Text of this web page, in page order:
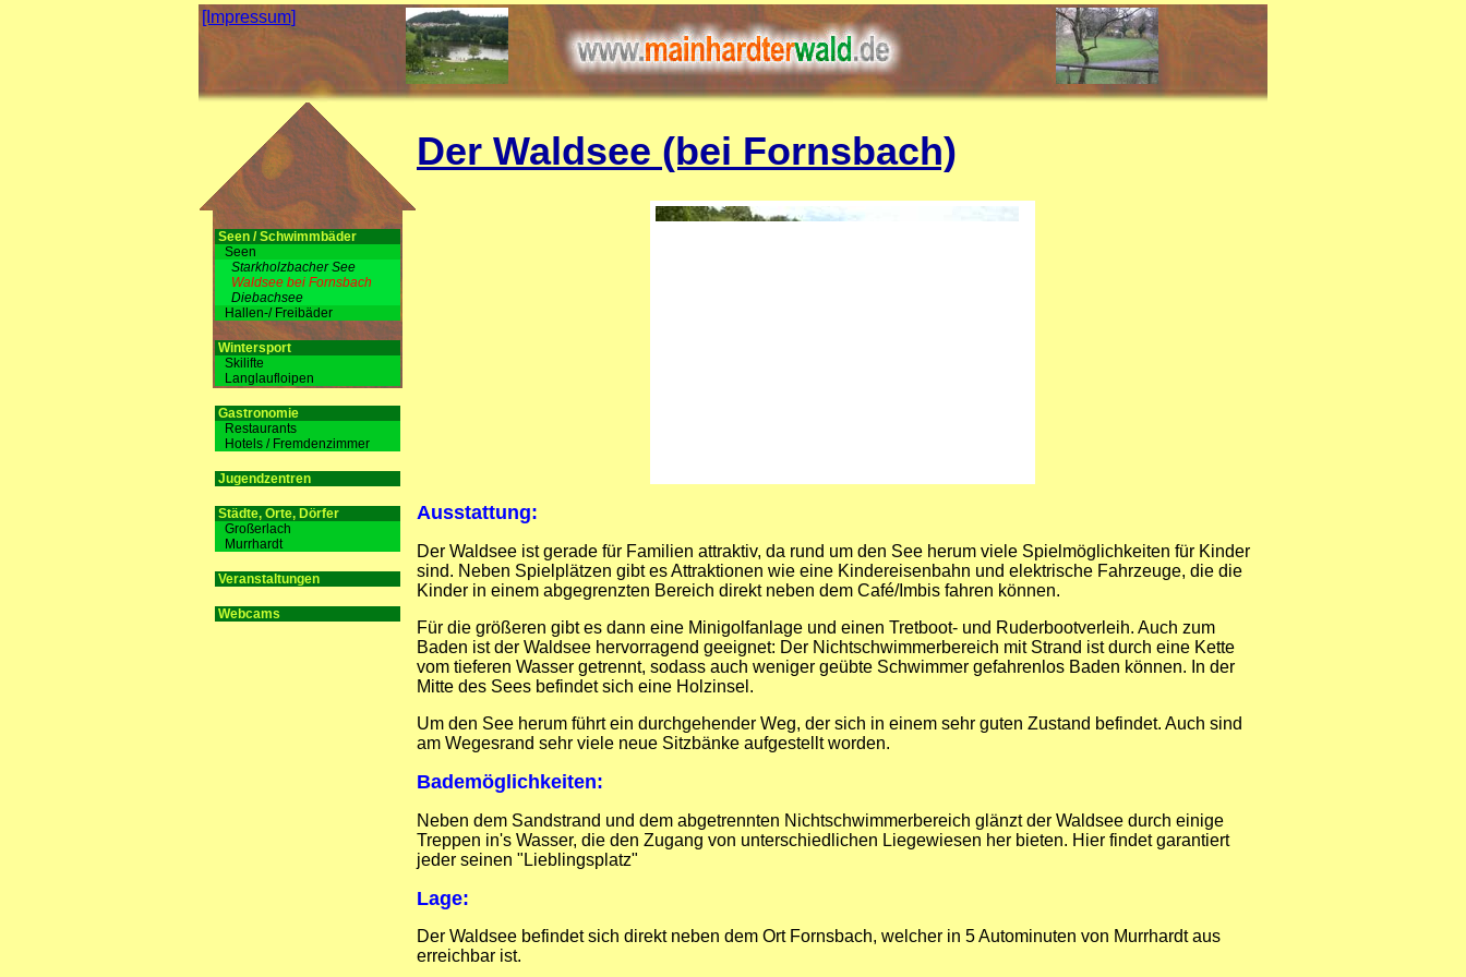
[Impressum]
Seen / Schwimmbäder
Seen
Starkholzbacher See
Waldsee bei Fornsbach
Diebachsee
Hallen-/ Freibäder
Wintersport
Skilifte
Langlaufloipen
Gastronomie
Restaurants
Hotels / Fremdenzimmer
Jugendzentren
Städte, Orte, Dörfer
Großerlach
Murrhardt
Veranstaltungen
Webcams
Der Waldsee (bei Fornsbach)
Ausstattung:
Der Waldsee ist gerade für Familien attraktiv, da rund um den See herum viele Spielmöglichkeiten für Kinder
sind. Neben Spielplätzen gibt es Attraktionen wie eine Kindereisenbahn und elektrische Fahrzeuge, die die
Kinder in einem abgegrenzten Bereich direkt neben dem Café/Imbis fahren können.
Für die größeren gibt es dann eine Minigolfanlage und einen Tretboot- und Ruderbootverleih. Auch zum
Baden ist der Waldsee hervorragend geeignet: Der Nichtschwimmerbereich mit Strand ist durch eine Kette
vom tieferen Wasser getrennt, sodass auch weniger geübte Schwimmer gefahrenlos Baden können. In der
Mitte des Sees befindet sich eine Holzinsel.
Um den See herum führt ein durchgehender Weg, der sich in einem sehr guten Zustand befindet. Auch sind
am Wegesrand sehr viele neue Sitzbänke aufgestellt worden.
Bademöglichkeiten:
Neben dem Sandstrand und dem abgetrennten Nichtschwimmerbereich glänzt der Waldsee durch einige
Treppen in's Wasser, die den Zugang von unterschiedlichen Liegewiesen her bieten. Hier findet garantiert
jeder seinen "Lieblingsplatz"
Lage:
Der Waldsee befindet sich direkt neben dem Ort Fornsbach, welcher in 5 Autominuten von Murrhardt aus
erreichbar ist.